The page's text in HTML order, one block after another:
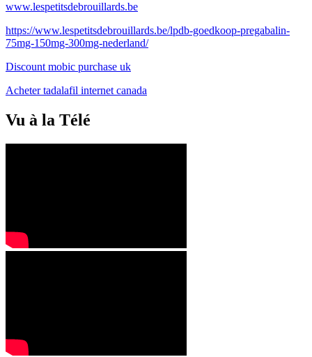
www.lespetitsdebrouillards.be
https://www.lespetitsdebrouillards.be/lpdb-goedkoop-pregabalin-
75mg-150mg-300mg-nederland/
Discount mobic purchase uk
Acheter tadalafil internet canada
Vu à la Télé